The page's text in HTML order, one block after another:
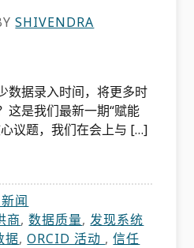
SHIVENDRA
数据录入时间，将更多时
这是我们最新一期“赋能
议题，我们在会上与 […]
闻
商,数据质量,发现系统
据,ORCID 活动 ,信任